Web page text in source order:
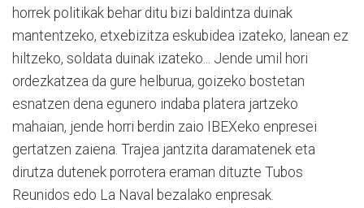
horrek politikak behar ditu bizi baldintza duinak
mantentzeko, etxebizitza eskubidea izateko, lanean ez
hiltzeko, soldata duinak izateko... Jende umil hori
ordezkatzea da gure helburua, goizeko bostetan
esnatzen dena egunero indaba platera jartzeko
mahaian, jende horri berdin zaio IBEXeko enpresei
gertatzen zaiena. Trajea jantzita daramatenek eta
dirutza dutenek porrotera eraman dituzte Tubos
Reunidos edo La Naval bezalako enpresak.